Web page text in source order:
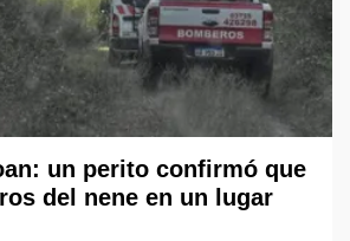
un perito confirmó que
del nene en un lugar